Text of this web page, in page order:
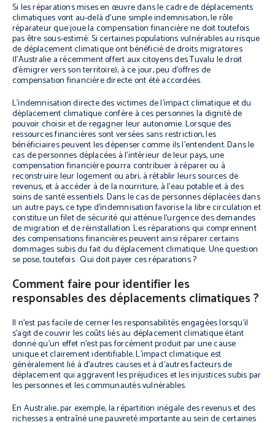
Si les réparations mises en œuvre dans le cadre de déplacements
climatiques vont au-delà d’une simple indemnisation, le rôle
réparateur que joue la compensation financière ne doit toutefois
pas être sous-estimé. Si certaines populations vulnérables au risque
de déplacement climatique ont bénéficié de droits migratoires
(l’Australie a récemment offert aux citoyens des Tuvalu le droit
d’émigrer vers son territoire), à ce jour, peu d’offres de
compensation financière directe ont été accordées.
L’indemnisation directe des victimes de l’impact climatique et du
déplacement climatique confère à ces personnes la dignité de
pouvoir choisir et de regagner leur autonomie. Lorsque des
ressources financières sont versées sans restriction, les
bénéficiaires peuvent les dépenser comme ils l’entendent. Dans le
cas de personnes déplacées à l’intérieur de leur pays, une
compensation financière pourra contribuer à réparer ou à
reconstruire leur logement ou abri, à rétablir leurs sources de
revenus, et à accéder à de la nourriture, à l’eau potable et à des
soins de santé essentiels. Dans le cas de personnes déplacées dans
un autre pays, ce type d’indemnisation favorise la libre circulation et
constitue un filet de sécurité qui atténue l’urgence des demandes
de migration et de réinstallation. Les réparations qui comprennent
des compensations financières peuvent ainsi réparer certains
dommages subis du fait du déplacement climatique. Une question
se pose, toutefois : Qui doit payer ces réparations ?
Comment faire pour identifier les
responsables des déplacements climatiques ?
Il n’est pas facile de cerner les responsabilités engagées lorsqu’il
s’agit de couvrir les coûts liés au déplacement climatique étant
donné qu’un effet n’est pas forcément produit par une cause
unique et clairement identifiable. L’impact climatique est
généralement lié à d’autres causes et à d’autres facteurs de
déplacement qui aggravent les préjudices et les injustices subis par
les personnes et les communautés vulnérables.
En Australie, par exemple, la répartition inégale des revenus et des
richesses a entraîné une pauvreté importante au sein de certaines